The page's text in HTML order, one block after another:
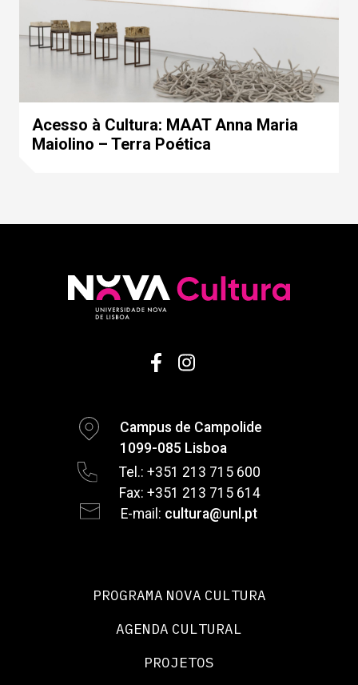
Acesso à Cultura: MAAT Anna Maria
Maiolino – Terra Poética
Campus de Campolide
1099-085 Lisboa
Tel.: +351 213 715 600
Fax: +351 213 715 614
E-mail: cultura@unl.pt
PROGRAMA NOVA CULTURA
AGENDA CULTURAL
PROJETOS